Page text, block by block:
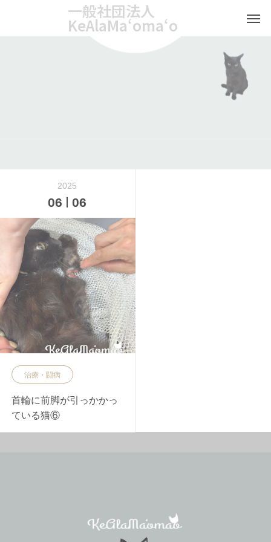
一般社団法人
KeAlaMaʻomaʻo
2025
06 06
治療・闘病
首輪に前脚が引っかかっ
ている猫⑥